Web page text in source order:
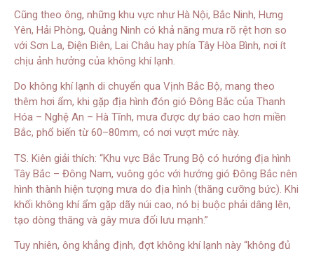
Cũng theo ông, những khu vực như Hà Nội, Bắc Ninh, Hưng
Yên, Hải Phòng, Quảng Ninh có khả năng mưa rõ rệt hơn so
với Sơn La, Điện Biên, Lai Châu hay phía Tây Hòa Bình, nơi ít
chịu ảnh hưởng của không khí lạnh.
Do không khí lạnh di chuyển qua Vịnh Bắc Bộ, mang theo
thêm hơi ẩm, khi gặp địa hình đón gió Đông Bắc của Thanh
Hóa – Nghệ An – Hà Tĩnh, mưa được dự báo cao hơn miền
Bắc, phổ biến từ 60–80mm, có nơi vượt mức này.
TS. Kiên giải thích: “Khu vực Bắc Trung Bộ có hướng địa hình
Tây Bắc – Đông Nam, vuông góc với hướng gió Đông Bắc nên
hình thành hiện tượng mưa do địa hình (thăng cưỡng bức). Khi
khối không khí ẩm gặp dãy núi cao, nó bị buộc phải dâng lên,
tạo dòng thăng và gây mưa đối lưu mạnh.”
Tuy nhiên, ông khẳng định, đợt không khí lạnh này “không đủ